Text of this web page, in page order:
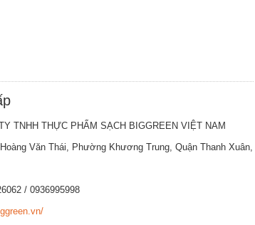
TNHH THỰC PHẨM SẠCH BIGGREEN VIỆT NAM
Văn Thái, Phường Khương Trung, Quận Thanh Xuân,
/ 0936995998